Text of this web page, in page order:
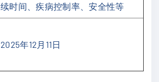
续时间、疾病控制率、安全性等
2025年12月11日